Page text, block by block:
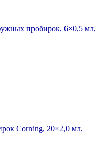
пробирок, 6×0,5 мл,
Corning, 20×2,0 мл,